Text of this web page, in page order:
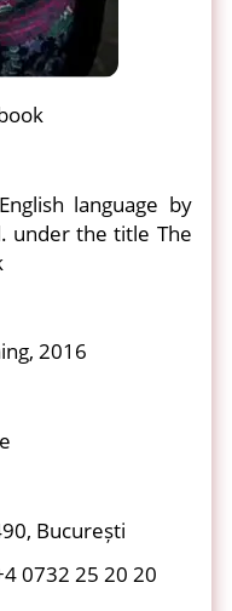
language by
under the title The
2016
București
0732 25 20 20